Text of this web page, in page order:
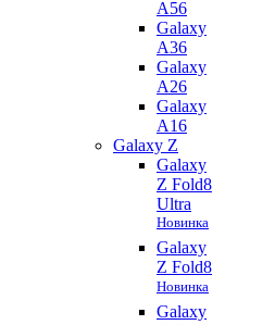
A56
Galaxy
A36
Galaxy
A26
Galaxy
A16
Galaxy Z
Galaxy
Z Fold8
Ultra
Новинка
Galaxy
Z Fold8
Новинка
Galaxy